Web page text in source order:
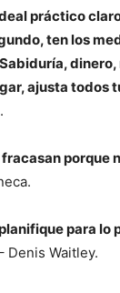
práctico
ten los
ajusta todos
porque
para lo
Denis Waitley.